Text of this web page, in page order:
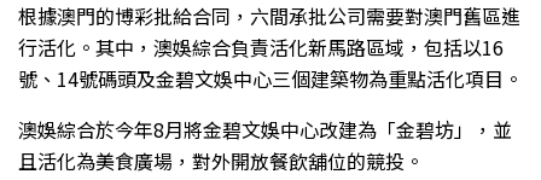
根據澳門的博彩批給合同，六間承批公司需要對澳門舊區進
行活化。其中，澳娛綜合負責活化新馬路區域，包括以16
號、14號碼頭及金碧文娛中心三個建築物為重點活化項目。
澳娛綜合於今年8月將金碧文娛中心改建為「金碧坊」，並
且活化為美食廣場，對外開放餐飲舖位的競投。